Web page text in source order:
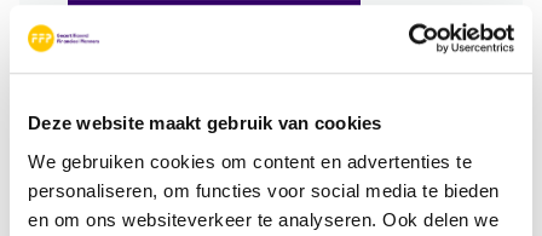
Deze website maakt gebruik van cookies
We gebruiken cookies om content en advertenties te
personaliseren, om functies voor social media te bieden
en om ons websiteverkeer te analyseren. Ook delen we
Voorkeuren wijzigen
Ook te beluisteren via: